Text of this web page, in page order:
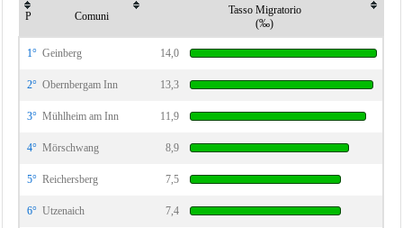
P Comuni
Tasso Migratorio
(‰)
1° Geinberg 14,0
2° Obernbergam Inn 13,3
3° Mühlheim am Inn 11,9
4° Mörschwang 8,9
5° Reichersberg 7,5
6° Utzenaich 7,4